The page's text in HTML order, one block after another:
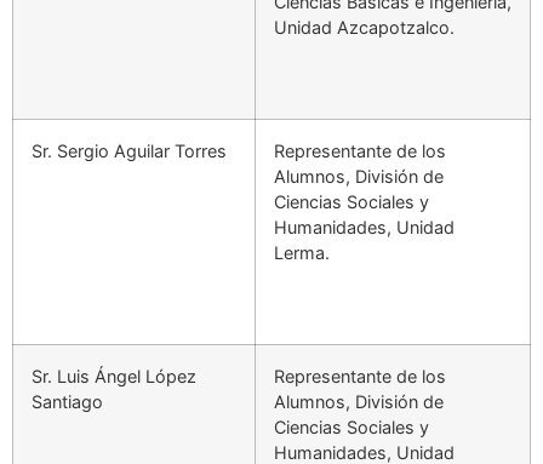
Unidad Azcapotzalco.
Sr. Sergio Aguilar Torres
Representante de los
Alumnos, División de
Ciencias Sociales y
Humanidades, Unidad
Lerma.
Sr. Luis Ángel López
Santiago
Representante de los
Alumnos, División de
Ciencias Sociales y
Humanidades, Unidad